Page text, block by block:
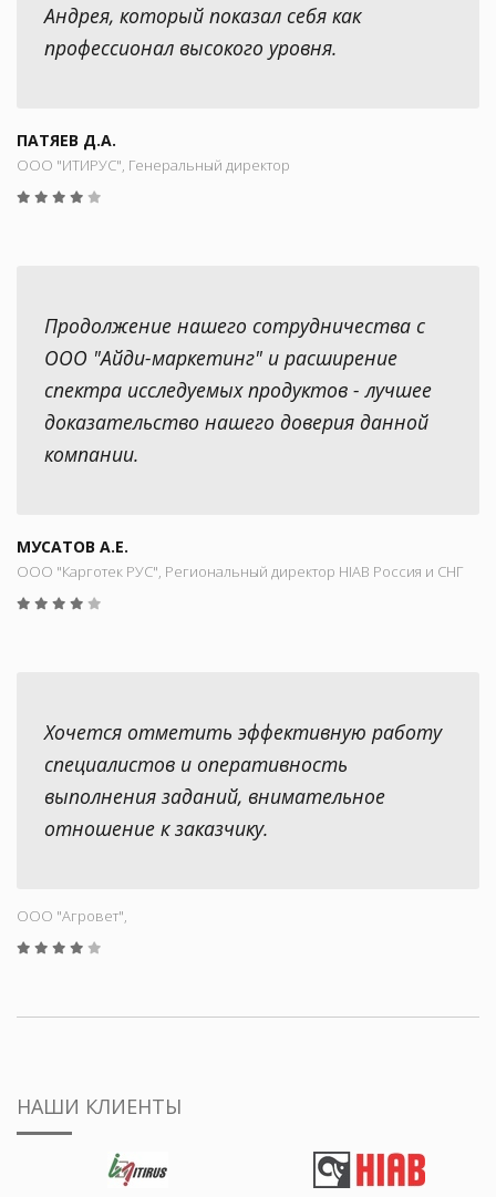
Андрея, который показал себя как
профессионал высокого уровня.
ПАТЯЕВ Д.А.
ООО "ИТИРУС", Генеральный директор
Продолжение нашего сотрудничества с
ООО "Айди-маркетинг" и расширение
спектра исследуемых продуктов - лучшее
доказательство нашего доверия данной
компании.
МУСАТОВ А.Е.
ООО "Карготек РУС", Региональный директор HIAB Россия и СНГ
Хочется отметить эффективную работу
специалистов и оперативность
выполнения заданий, внимательное
отношение к заказчику.
ООО "Aгровет",
НАШИ КЛИЕНТЫ